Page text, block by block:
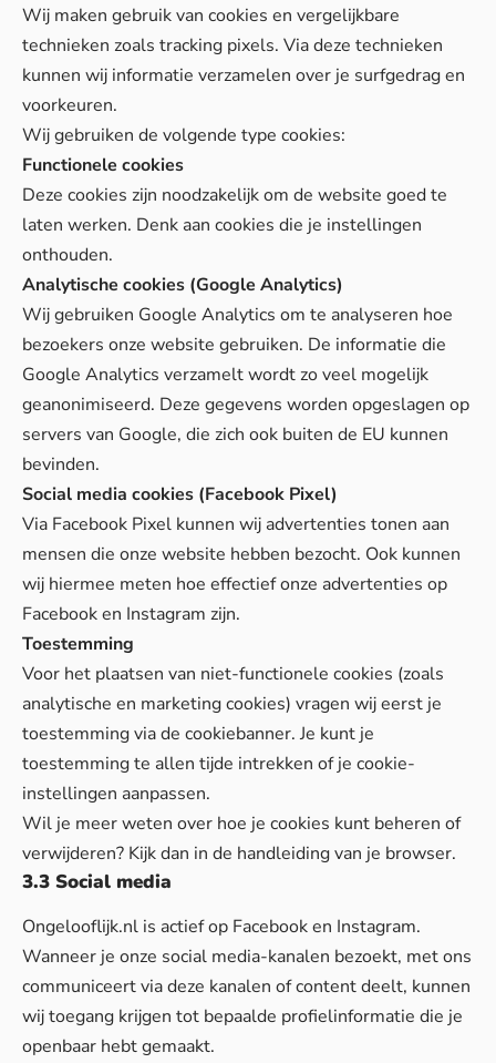
Wij maken gebruik van cookies en vergelijkbare
technieken zoals tracking pixels. Via deze technieken
kunnen wij informatie verzamelen over je surfgedrag en
voorkeuren.
Wij gebruiken de volgende type cookies:
Functionele cookies
Deze cookies zijn noodzakelijk om de website goed te
laten werken. Denk aan cookies die je instellingen
onthouden.
Analytische cookies (Google Analytics)
Wij gebruiken Google Analytics om te analyseren hoe
bezoekers onze website gebruiken. De informatie die
Google Analytics verzamelt wordt zo veel mogelijk
geanonimiseerd. Deze gegevens worden opgeslagen op
servers van Google, die zich ook buiten de EU kunnen
bevinden.
Social media cookies (Facebook Pixel)
Via Facebook Pixel kunnen wij advertenties tonen aan
mensen die onze website hebben bezocht. Ook kunnen
wij hiermee meten hoe effectief onze advertenties op
Facebook en Instagram zijn.
Toestemming
Voor het plaatsen van niet-functionele cookies (zoals
analytische en marketing cookies) vragen wij eerst je
toestemming via de cookiebanner. Je kunt je
toestemming te allen tijde intrekken of je cookie-
instellingen aanpassen.
Wil je meer weten over hoe je cookies kunt beheren of
verwijderen? Kijk dan in de handleiding van je browser.
3.3 Social media
Ongelooflijk.nl is actief op Facebook en Instagram.
Wanneer je onze social media-kanalen bezoekt, met ons
communiceert via deze kanalen of content deelt, kunnen
wij toegang krijgen tot bepaalde profielinformatie die je
openbaar hebt gemaakt.